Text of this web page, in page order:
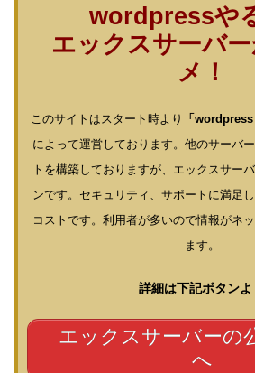
wordpressや
エックスサーバ
メ！
このサイトはスタート時より
「
によって運営しております。他のサーバ
トを構築しておりますが、エックスサー
ンです。セキュリティ、サポートに満足
コストです。利用者が多いので情報がネ
ます。
詳細は下記ボタンよ
エックスサーバーの
へ